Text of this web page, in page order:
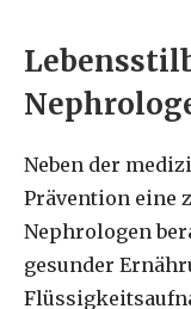
Neben der
Prävention eine
Nephrologen
gesunder